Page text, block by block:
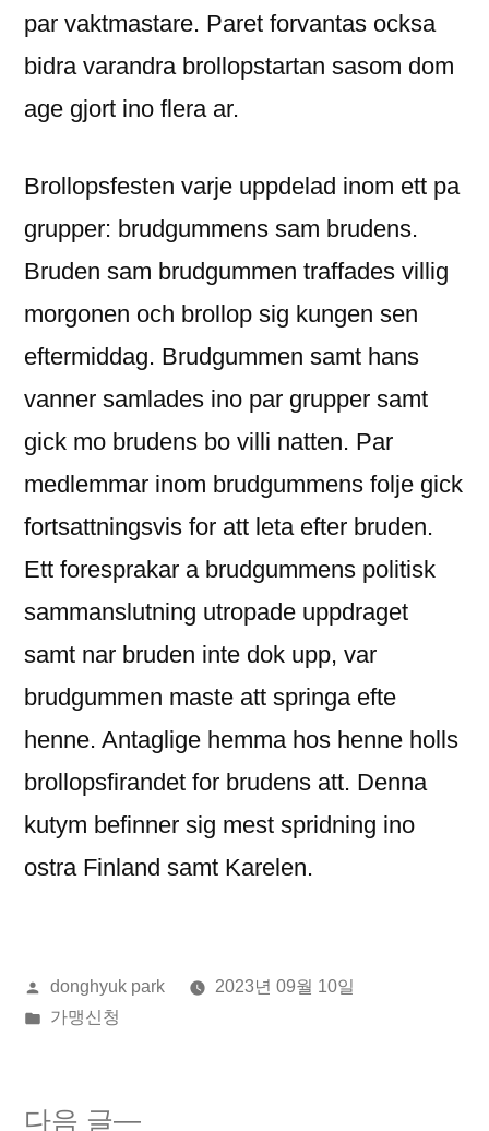
par vaktmastare. Paret forvantas ocksa
bidra varandra brollopstartan sasom dom
age gjort ino flera ar.
Brollopsfesten varje uppdelad inom ett pa
grupper: brudgummens sam brudens.
Bruden sam brudgummen traffades villig
morgonen och brollop sig kungen sen
eftermiddag. Brudgummen samt hans
vanner samlades ino par grupper samt
gick mo brudens bo villi natten. Par
medlemmar inom brudgummens folje gick
fortsattningsvis for att leta efter bruden.
Ett foresprakar a brudgummens politisk
sammanslutning utropade uppdraget
samt nar bruden inte dok upp, var
brudgummen maste att springa efte
henne. Antaglige hemma hos henne holls
brollopsfirandet for brudens att. Denna
kutym befinner sig mest spridning ino
ostra Finland samt Karelen.
올
린
donghyuk park
2023년 09월 10일
게
가맹신청
다음 글 다